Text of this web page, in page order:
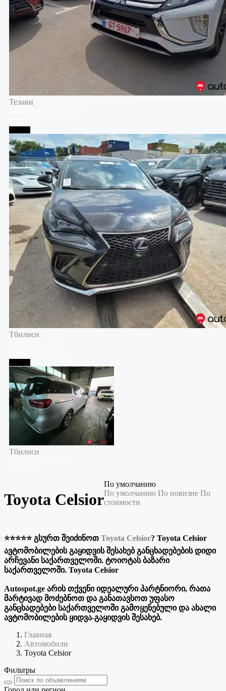
Телави
Тбилиси
Тбилиси
Toyota Celsior
По умолчанию
По умолчанию По новизне По
стоимости
⭐️⭐️⭐️⭐️⭐️ გსურთ შეიძინოთ Toyota Celsior? Toyota Celsior
ავტომობილების გაყიდვის შესახებ განცხადებების დიდი
არჩევანი საქართველოში. ტოიოტას ბაზარი
საქართველოში. Toyota Celsior
Autospot.ge არის თქვენი იდეალური პარტნიორი, რათა
მარტივად მოძებნოთ და განათავსოთ უფასო
განცხადებები საქართველოში გამოყენებული და ახალი
ავტომობილების ყიდვა-გაყიდვის შესახებ.
Главная
Автомобили
Toyota Celsior
Фильтры